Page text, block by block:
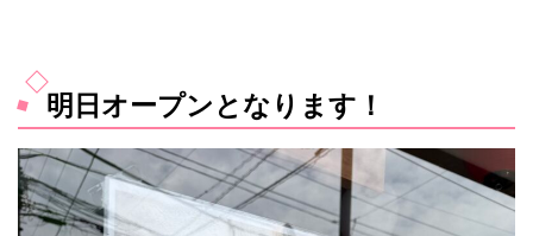
明日オープンとなります！